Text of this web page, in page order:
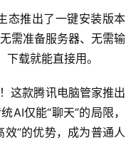
态推出了一键安装版本
需准备服务器、无需输
载就能直接用。
这款腾讯电脑管家推出
AI仅能“聊天”的局限，
”的优势，成为普通人